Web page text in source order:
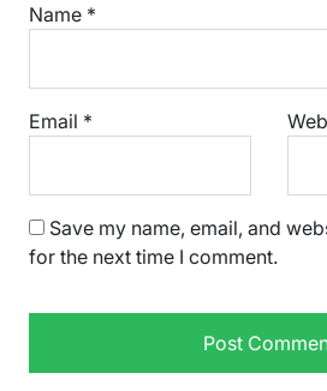
Name *
Email *
Save my name, email, and
for the next time I comment.